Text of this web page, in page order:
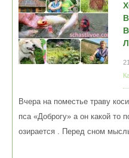
Вчера на поместье траву
пса «Доброгу» а он какой то
озирается . Перед сном